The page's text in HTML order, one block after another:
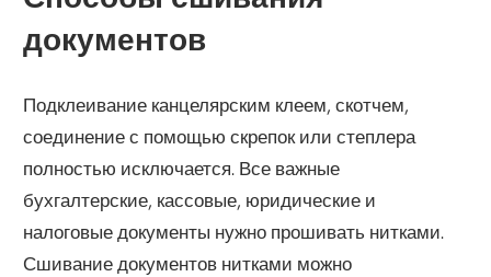
документов
Подклеивание канцелярским клеем, скотчем,
соединение с помощью скрепок или степлера
полностью исключается. Все важные
бухгалтерские, кассовые, юридические и
налоговые документы нужно прошивать нитками.
Сшивание документов нитками можно